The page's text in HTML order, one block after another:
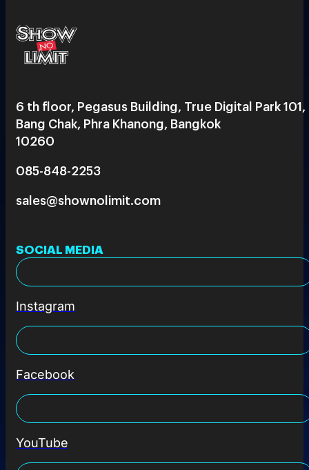
6 th floor, Pegasus Building, True Digital Park 101,
Bang Chak, Phra Khanong, Bangkok
10260
085-848-2253
sales@shownolimit.com
SOCIAL MEDIA
Instagram
Facebook
YouTube